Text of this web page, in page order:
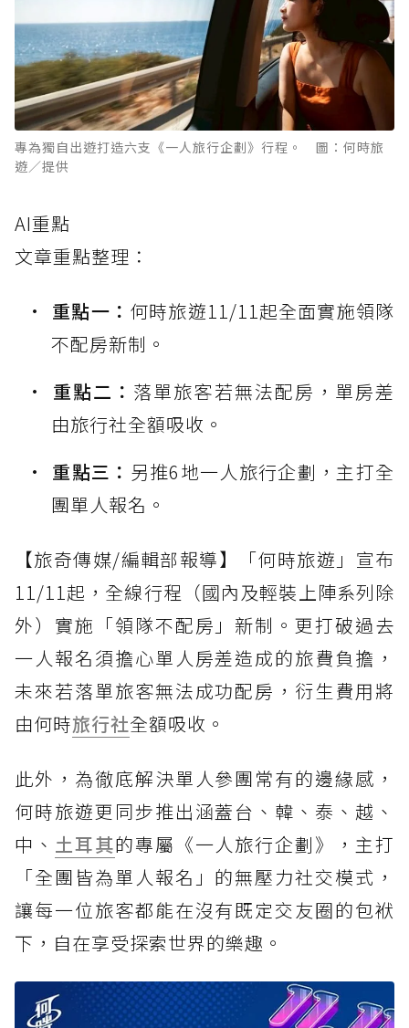
專為獨自出遊打造六支《一人旅行企劃》行程。 圖：何時旅
遊／提供
AI重點
文章重點整理：
重點一： 何時旅遊11/11起全面實施領隊
不配房新制。
重點二： 落單旅客若無法配房，單房差
由旅行社全額吸收。
重點三： 另推6地一人旅行企劃，主打全
團單人報名。
【旅奇傳媒/編輯部報導】「何時旅遊」宣布
11/11起，全線行程（國內及輕裝上陣系列除
外）實施「領隊不配房」新制。更打破過去
一人報名須擔心單人房差造成的旅費負擔，
未來若落單旅客無法成功配房，衍生費用將
由何時旅行社全額吸收。
此外，為徹底解決單人參團常有的邊緣感，
何時旅遊更同步推出涵蓋台、韓、泰、越、
中、 土耳其的專屬《一人旅行企劃》，主打
「全團皆為單人報名」的無壓力社交模式，
讓每一位旅客都能在沒有既定交友圈的包袱
下，自在享受探索世界的樂趣。